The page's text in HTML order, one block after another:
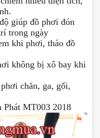
giúp đồ phơi đón
trong ngày
khi phơi, tháo đồ
không bị xô bay khi
chăn, ga, gối,
MT003 2018